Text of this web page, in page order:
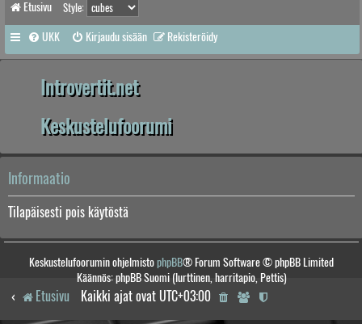
Etusivu Style:
UKK Kirjaudu sisään Rekisteröidy
Introvertit.net
Keskustelufoorumi
Informaatio
Tilapäisesti pois käytöstä
Keskustelufoorumin ohjelmistophpBB® Forum Software © phpBB Limited
Käännös: phpBB Suomi (lurttinen, harritapio, Pettis)
Etusivu Kaikki ajat ovat UTC+03:00